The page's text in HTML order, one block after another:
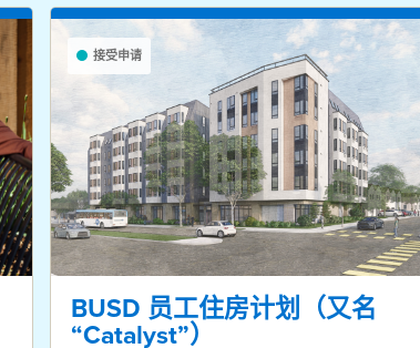
接受申请
BUSD 员工住房计划（又名
“Catalyst”）